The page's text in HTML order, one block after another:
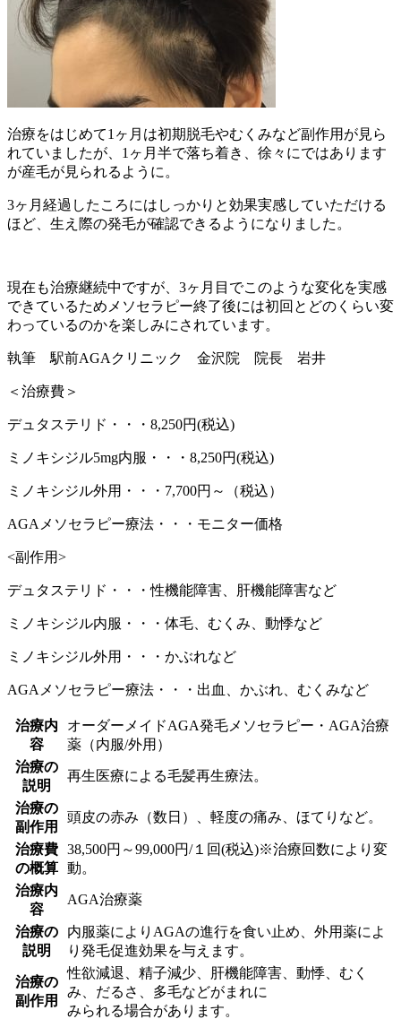
治療をはじめて1ヶ月は初期脱毛やむくみなど副作用が見ら
れていましたが、1ヶ月半で落ち着き、徐々にではあります
が産毛が見られるように。
3ヶ月経過したころにはしっかりと効果実感していただける
ほど、生え際の発毛が確認できるようになりました。
現在も治療継続中ですが、3ヶ月目でこのような変化を実感
できているためメソセラピー終了後には初回とどのくらい変
わっているのかを楽しみにされています。
執筆 駅前AGAクリニック 金沢院 院長 岩井
＜治療費＞
デュタステリド・・・8,250円(税込)
ミノキシジル5mg内服・・・8,250円(税込)
ミノキシジル外用・・・7,700円～（税込）
AGAメソセラピー療法・・・モニター価格
<副作用>
デュタステリド・・・性機能障害、肝機能障害など
ミノキシジル内服・・・体毛、むくみ、動悸など
ミノキシジル外用・・・かぶれなど
AGAメソセラピー療法・・・出血、かぶれ、むくみなど
治療内
容
オーダーメイドAGA発毛メソセラピー・AGA治療
薬（内服/外用）
治療の
説明
再生医療による毛髪再生療法。
治療の
副作用
頭皮の赤み（数日）、軽度の痛み、ほてりなど。
治療費
の概算
38,500円～99,000円/１回(税込)※治療回数により変
動。
治療内
容
AGA治療薬
治療の
説明
内服薬によりAGAの進行を食い止め、外用薬によ
り発毛促進効果を与えます。
治療の
副作用
性欲減退、精子減少、肝機能障害、動悸、むく
み、だるさ、多毛などがまれに
みられる場合があります。